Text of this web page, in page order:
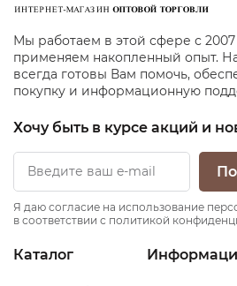
Мы работаем в этой сфере с
применяем накопленный опыт.
всегда готовы Вам помочь,
покупку и информационную
Хочу быть в курсе акций и
Я даю согласие на использование
в соответствии с политикой
Каталог